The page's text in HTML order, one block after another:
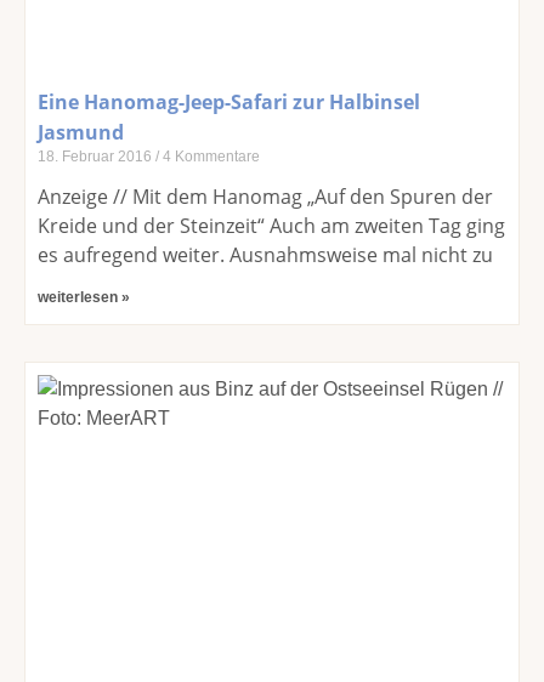
Eine Hanomag-Jeep-Safari zur Halbinsel
Jasmund
18. Februar 2016 4 Kommentare
Anzeige // Mit dem Hanomag „Auf den Spuren der
Kreide und der Steinzeit“ Auch am zweiten Tag ging
es aufregend weiter. Ausnahmsweise mal nicht zu
weiterlesen »